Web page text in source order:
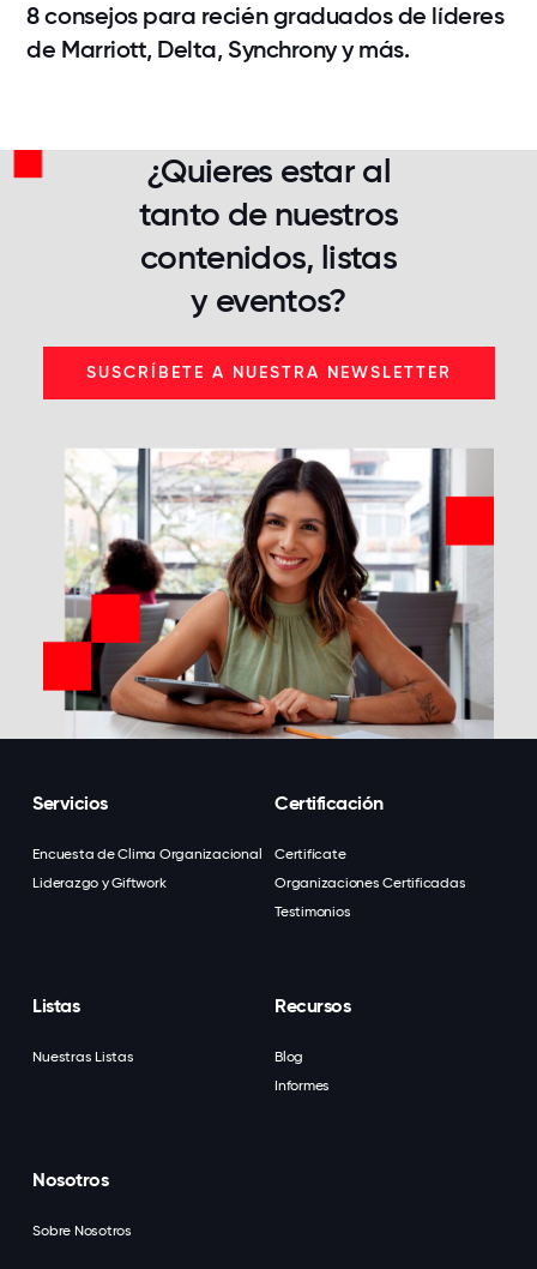
8 consejos para recién graduados de líderes
de Marriott, Delta, Synchrony y más.
¿Quieres estar al
tanto de nuestros
contenidos, listas
y eventos?
SUSCRÍBETE A NUESTRA NEWSLETTER
Servicios
Encuesta de Clima Organizacional
Liderazgo y Giftwork
Certificación
Certifícate
Organizaciones Certificadas
Testimonios
Listas
Nuestras Listas
Recursos
Blog
Informes
Nosotros
Sobre Nosotros